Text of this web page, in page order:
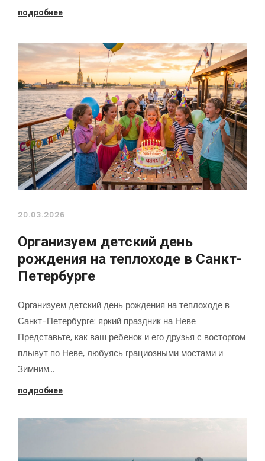
подробнее
20.03.2026
Организуем детский день
рождения на теплоходе в Санкт-
Петербурге
Организуем детский день рождения на теплоходе в
Санкт-Петербурге: яркий праздник на Неве
Представьте, как ваш ребенок и его друзья с восторгом
плывут по Неве, любуясь грациозными мостами и
Зимним…
подробнее